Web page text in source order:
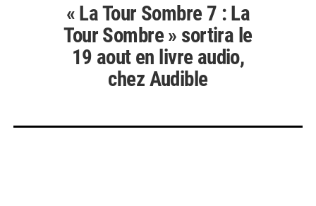
« La Tour Sombre 7 : La
Tour Sombre » sortira le
19 aout en livre audio,
chez Audible